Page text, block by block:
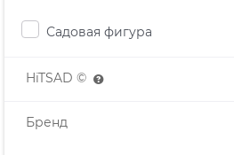
Садовая фигура
HiTSAD ©
Бренд